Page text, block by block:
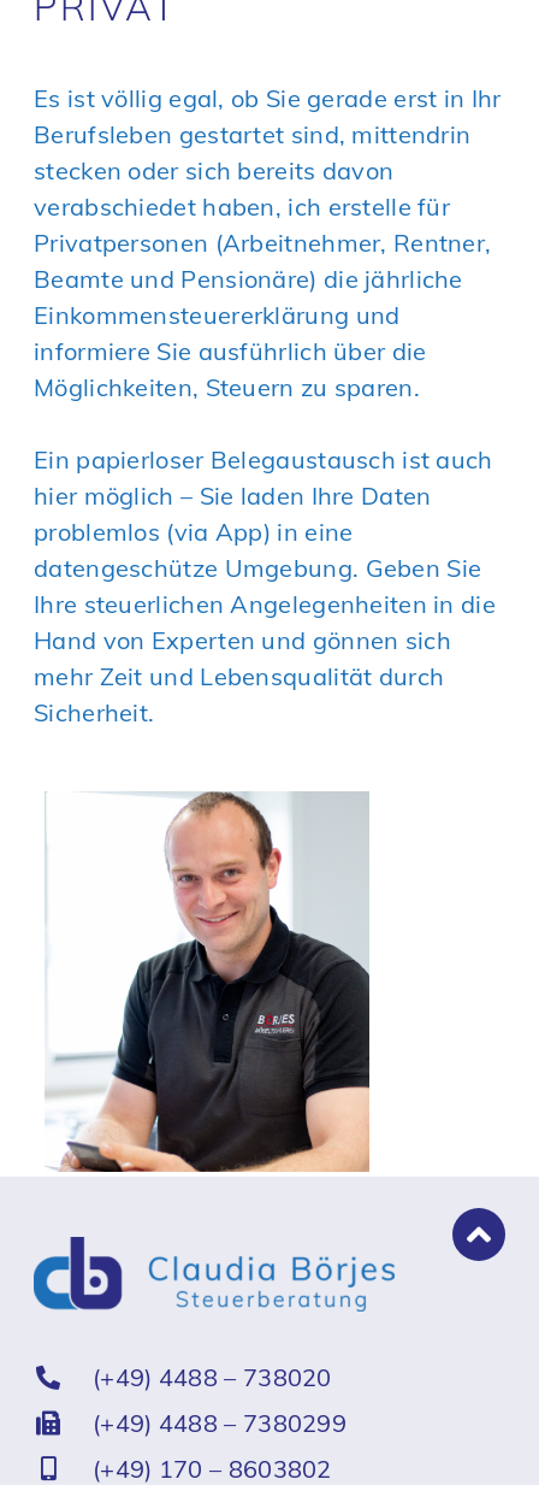
Es ist völlig egal, ob Sie gerade erst in Ihr
Berufsleben gestartet sind, mittendrin
stecken oder sich bereits davon
verabschiedet haben, ich erstelle für
Privatpersonen (Arbeitnehmer, Rentner,
Beamte und Pensionäre) die jährliche
Einkommensteuererklärung und
informiere Sie ausführlich über die
Möglichkeiten, Steuern zu sparen.
Ein papierloser Belegaustausch ist auch
hier möglich – Sie laden Ihre Daten
problemlos (via App) in eine
datengeschütze Umgebung. Geben Sie
Ihre steuerlichen Angelegenheiten in die
Hand von Experten und gönnen sich
mehr Zeit und Lebensqualität durch
Sicherheit.
(+49) 4488 – 738020
(+49) 4488 – 7380299
(+49) 170 – 8603802